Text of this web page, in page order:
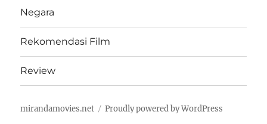
Negara
Rekomendasi Film
Review
mirandamovies.net Proudly powered by WordPress